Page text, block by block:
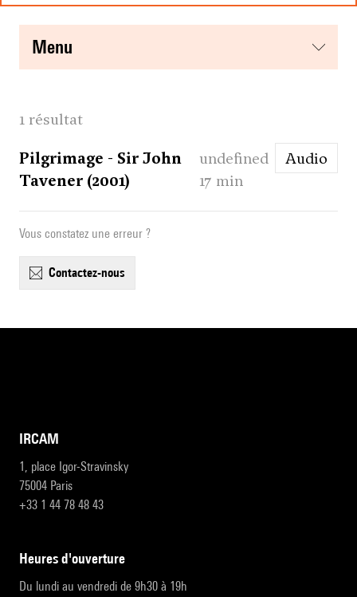
menu
1 résultat
Pilgrimage - Sir John
Tavener (2001)
undefined
17 min
Audio
Vous constatez une erreur ?
contactez-nous
IRCAM
1, place Igor-Stravinsky
75004 Paris
+33 1 44 78 48 43
heures d'ouverture
Du lundi au vendredi de 9h30 à 19h